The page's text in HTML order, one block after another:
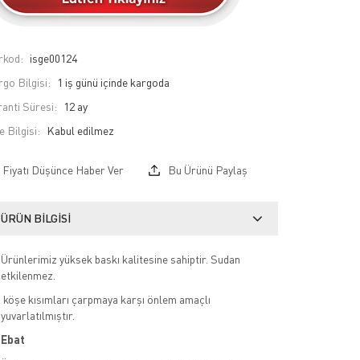
isge00124
Bilgisi:
1 iş günü içinde kargoda
Süresi:
12 ay
Bilgisi:
Fiyatı Düşünce Haber Ver Bu Ürünü Paylaş
ÜRÜN BILGISI
Ürünlerimiz yüksek baskı kalitesine sahiptir. Sudan
etkilenmez.
köşe kısımları çarpmaya karşı önlem amaçlı
yuvarlatılmıştır.
Ebat